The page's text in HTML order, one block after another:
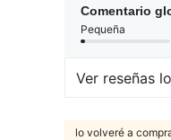
Comentario
Pequeña
Ver reseñas
lo volveré a